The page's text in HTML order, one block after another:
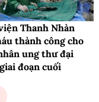
Thanh Nhàn
thành công cho
ung thư đại
đoạn cuối